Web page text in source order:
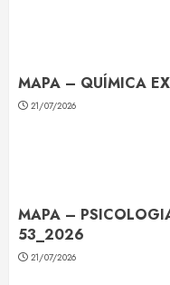
MAPA – QUÍMICA
21/07/2026
MAPA –
53_2026
21/07/2026